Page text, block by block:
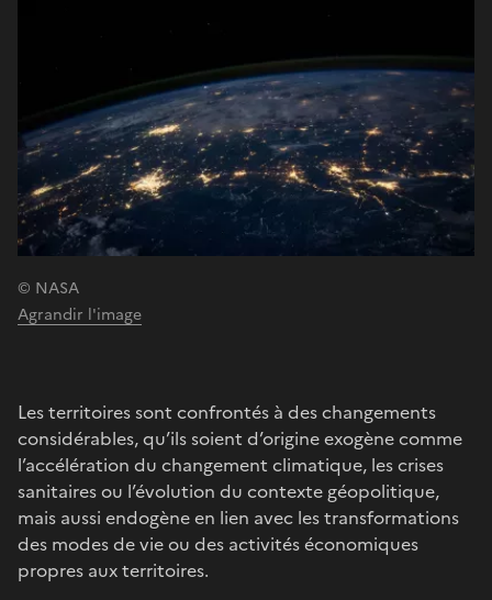
© NASA
Agrandir l'image
Les territoires sont confrontés à des changements
considérables, qu’ils soient d’origine exogène comme
l’accélération du changement climatique, les crises
sanitaires ou l’évolution du contexte géopolitique,
mais aussi endogène en lien avec les transformations
des modes de vie ou des activités économiques
propres aux territoires.